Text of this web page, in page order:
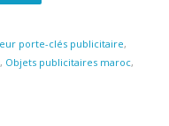
porte-clés publicitaire,
, Objets publicitaires maroc,